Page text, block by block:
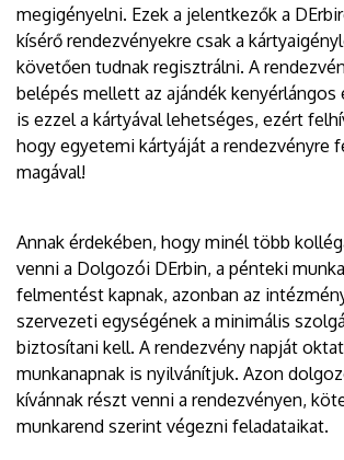
megigényelni. Ezek a jelentkezők a
kísérő rendezvényekre csak a
követően tudnak regisztrálni. A
belépés mellett az ajándék kenyérlángos
is ezzel a kártyával lehetséges, ezért
hogy egyetemi kártyáját a rendezvényre
magával!
Annak érdekében, hogy minél több
venni a Dolgozói DErbin, a pénteki
felmentést kapnak, azonban az
szervezeti egységének a minimális
biztosítani kell. A rendezvény napját
munkanapnak is nyilvánítjuk. Azon
kívánnak részt venni a rendezvényen,
munkarend szerint végezni feladataikat.